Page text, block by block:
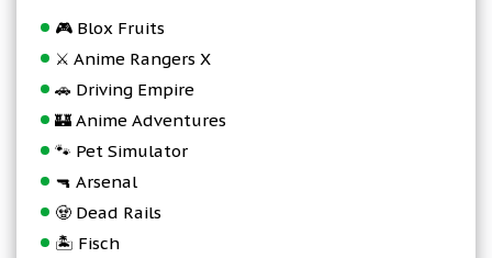
🎮 Blox Fruits
⚔️ Anime Rangers X
🚗 Driving Empire
🏰 Anime Adventures
🐾 Pet Simulator
🔫 Arsenal
🧟 Dead Rails
🏝️ Fisch